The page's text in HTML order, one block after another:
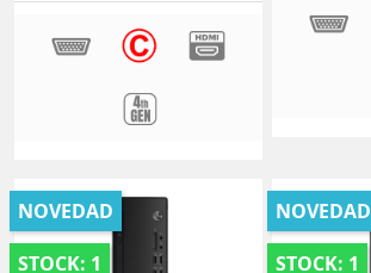
NOVEDAD
STOCK: 1
NOVEDAD
STOCK: 1